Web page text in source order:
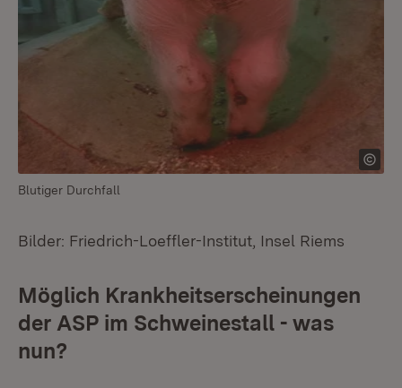
Blutiger Durchfall
Bilder: Friedrich-Loeffler-Institut, Insel Riems
Möglich Krankheitserscheinungen
der ASP im Schweinestall - was
nun?